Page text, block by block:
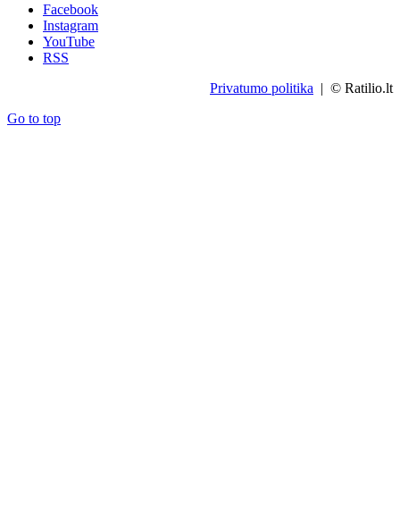
Facebook
Instagram
YouTube
RSS
Privatumo politika | © Ratilio.lt
Go to top